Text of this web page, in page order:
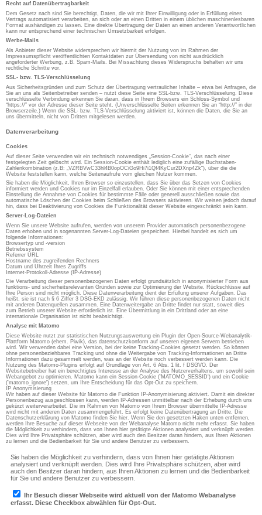
Recht auf Datenübertragbarkeit
Dem Gesetz nach sind Sie berechtigt, Daten, die wir mit Ihrer Einwilligung oder in Erfüllung eines
Vertrags automatisiert verarbeiten, an sich oder an einen Dritten in einem üblichen maschinenlesbaren
Format aushändigen zu lassen. Eine direkte Übertragung der Daten an einen anderen Verantwortlichen
kann nur entsprechend einer technischen Umsetzbarkeit erfolgen.
Werbe-Mails
Als Anbieter dieser Website widersprechen wir hiermit der Nutzung von im Rahmen der
Impressumspflicht veröffentlichten Kontaktdaten zur Übersendung von nicht ausdrücklich
angeforderter Werbung, z.B. Spam-Mails. Bei Missachtung dieses Widerspruchs behalten wir uns
rechtliche Schritte vor.
SSL- bzw. TLS-Verschlüsselung
Aus Sicherheitsgründen und zum Schutz der Übertragung vertraulicher Inhalte – etwa bei Anfragen, die
Sie an uns als Seitenbetreiber senden – nutzt diese Seite eine SSL-bzw. TLS-Verschlüsselung. Diese
verschlüsselte Verbindung erkennen Sie daran, dass in Ihrem Browsers ein Schloss-Symbol und
“https://” vor der Adresse dieser Seite steht. (Unverschlüsselte Seiten erkennen Sie an “http://” in der
Browserzeile.) Wenn die SSL- bzw. TLS-Verschlüsselung aktiviert ist, können die Daten, die Sie an
uns übermitteln, nicht von Dritten mitgelesen werden.
Datenverarbeitung
Cookies
Auf dieser Seite verwenden wir ein technisch notwendiges „Session-Cookie“, das nach einer
festgelegten Zeit gelöscht wird. Ein Session-Cookie enthält lediglich eine zufällige Buchstaben-
Zahlenkombination (z.B: „VZRBVwC33hl4B0opOCiGo9Hi7i1Qf4KyCur2DXnp4Zk“), über die die
Website feststellen kann, welche Seitenaufrufe vom gleichen Nutzer kommen.
Sie haben die Möglichkeit, Ihren Browser so einzustellen, dass Sie über das Setzen von Cookies
informiert werden und Cookies nur im Einzelfall erlauben. Oder Sie können mit einer entsprechenden
Einstellung die Annahme von Cookies für bestimmte Fälle oder generell ausschließen sowie das
automatische Löschen der Cookies beim Schließen des Browsers aktivieren. Wir weisen jedoch darauf
hin, dass bei Deaktivierung von Cookies die Funktionalität dieser Website eingeschränkt sein kann.
Server-Log-Dateien
Wenn Sie unsere Website aufrufen, werden von unserem Provider automatisch personenbezogene
Daten erhoben und in sogenannten Server-Log-Dateien gespeichert. Hierbei handelt es sich um
folgende Informationen:
Browsertyp und -version
Betriebssystem
Referrer URL
Hostname des zugreifenden Rechners
Datum und Uhrzeit Ihres Zugriffs
Internet-Protokoll-Adresse (IP-Adresse)
Die Verarbeitung dieser personenbezogenen Daten erfolgt grundsätzlich in anonymisierter Form aus
funktions- und sicherheitsrelevanten Gründen sowie zur Optimierung der Website. Rückschlüsse auf
Ihre Person sind nicht möglich. Diese Datenverarbeitung dient der Erfüllung unserer Aufgaben. Das
heißt, sie ist nach § 6 Ziffer 3 DSG-EKD zulässig. Wir führen diese personenbezogenen Daten nicht
mit anderen Datenquellen zusammen. Eine Datenweitergabe an Dritte findet nur statt, soweit dies
zum Betrieb unserer Website erforderlich ist. Eine Übermittlung in ein Drittland oder an eine
internationale Organisation ist nicht beabsichtigt.
Analyse mit Matomo
Diese Website nutzt zur statistischen Nutzungsauswertung ein Plugin der Open-Source-Webanalytik-
Plattform Matomo (ehem. Piwik), das datenschutzkonform auf unseren eigenen Servern betrieben
wird. Wir verwenden dabei eine Version, bei der keine Tracking-Cookies gesetzt werden. So können
ohne personenbeziehbares Tracking und ohne die Weitergabe von Tracking-Informationen an Dritte
Informationen dazu gesammelt werden, was an der Website noch verbessert werden kann. Die
Nutzung des Matomo-Plugins erfolgt auf Grundlage von Art. 6 Abs. 1 lit. f DSGVO. Der
Websitebetreiber hat ein berechtigtes Interesse an der Analyse des Nutzerverhaltens, um sowohl sein
Webangebot zu optimieren. Matomo kann ein Session-Cookie ('MATOMO_SESSID') und ein Cookie
('matomo_ignore') setzen, um Ihre Entscheidung für das Opt-Out zu speichern.
IP Anonymisierung
Wir haben auf dieser Website für Matomo die Funktion IP-Anonymisierung aktiviert. Damit ein direkter
Personenbezug ausgeschlossen kann, werden IP-Adressen unmittelbar nach der Erhebung durch uns
gekürzt weiterverarbeitet. Die im Rahmen von Matomo von Ihrem Browser übermittelte IP-Adresse
wird nicht mit anderen Daten zusammengeführt. Es erfolgt keine Datenübertragung an Dritte. Die
Datenschutzerklärung von Matomo finden Sie hier. Wenn Sie den gesetzten Haken unten entfernen,
werden Ihre Besuche auf dieser Webseite von der Webanalyse Matomo nicht mehr erfasst. Sie haben
die Möglichkeit zu verhindern, dass von Ihnen hier getätigte Aktionen analysiert und verknüpft werden.
Dies wird Ihre Privatsphäre schützen, aber wird auch den Besitzer daran hindern, aus Ihren Aktionen
zu lernen und die Bedienbarkeit für Sie und andere Benutzer zu verbessern.